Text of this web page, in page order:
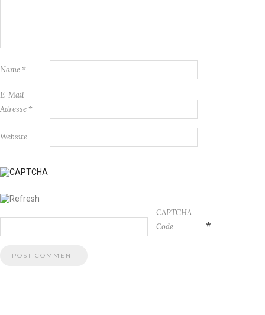
Name *
E-Mail-
Adresse *
Website
CAPTCHA
Code
*